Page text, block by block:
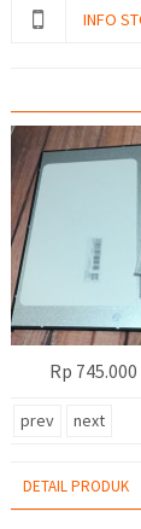
INFO
Rp 745.000
prev next
DETAIL PRODUK